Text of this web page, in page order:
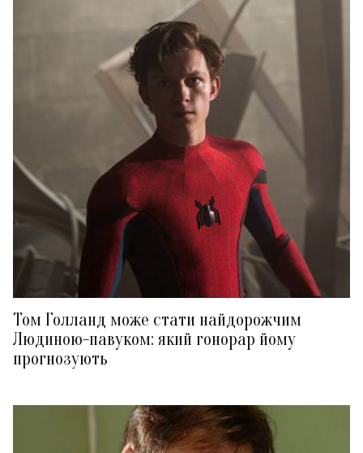
Том Голланд може стати найдорожчим
Людиною-павуком: який гонорар йому
прогнозують